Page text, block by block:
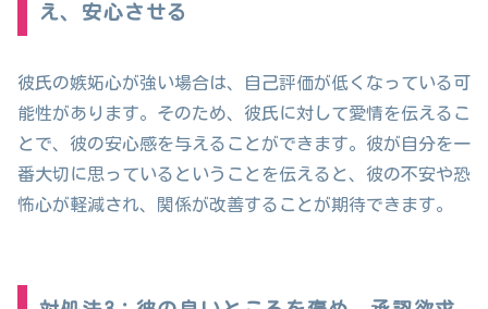
え、安心させる
彼氏の嫉妬心が強い場合は、自己評価が低くなっている可
能性があります。そのため、彼氏に対して愛情を伝えるこ
とで、彼の安心感を与えることができます。彼が自分を一
番大切に思っているということを伝えると、彼の不安や恐
怖心が軽減され、関係が改善することが期待できます。